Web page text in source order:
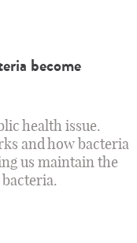
become
health issue.
and how bacteria
us maintain the